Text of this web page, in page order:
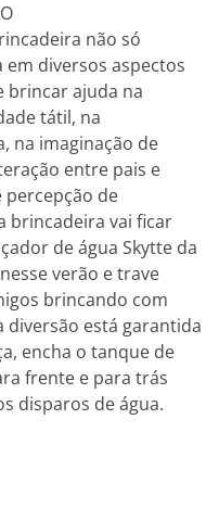
não só
em diversos aspectos
brincar ajuda na
tátil, na
na imaginação de
entre pais e
percepção de
brincadeira vai ficar
de água Skytte da
verão e trave
brincando com
diversão está garantida
encha o tanque de
frente e para trás
disparos de água.